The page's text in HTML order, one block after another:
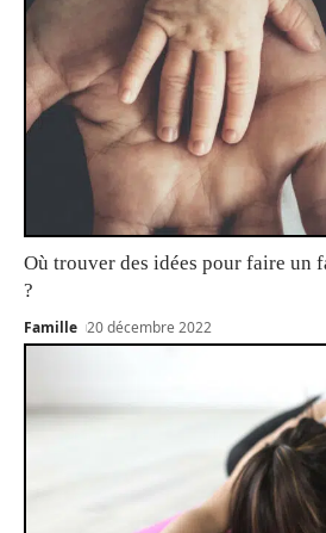
Où trouver des idées pour faire un
?
Famille 20 décembre 2022